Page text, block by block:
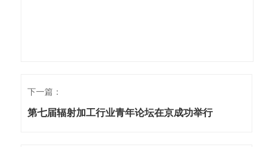
下一篇：
第七届辐射加工行业青年论坛在京成功举行